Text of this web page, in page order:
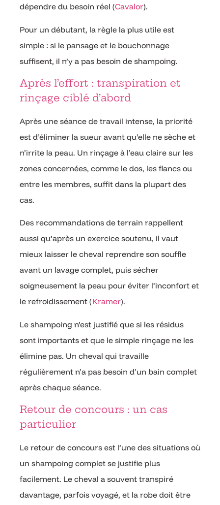
dépendre du besoin réel (Cavalor).
Pour un débutant, la règle la plus utile est
simple : si le pansage et le bouchonnage
suffisent, il n’y a pas besoin de shampoing.
Après l’effort : transpiration et
rinçage ciblé d’abord
Après une séance de travail intense, la priorité
est d’éliminer la sueur avant qu’elle ne sèche et
n’irrite la peau. Un rinçage à l’eau claire sur les
zones concernées, comme le dos, les flancs ou
entre les membres, suffit dans la plupart des
cas.
Des recommandations de terrain rappellent
aussi qu’après un exercice soutenu, il vaut
mieux laisser le cheval reprendre son souffle
avant un lavage complet, puis sécher
soigneusement la peau pour éviter l’inconfort et
le refroidissement (Kramer).
Le shampoing n’est justifié que si les résidus
sont importants et que le simple rinçage ne les
élimine pas. Un cheval qui travaille
régulièrement n’a pas besoin d’un bain complet
après chaque séance.
Retour de concours : un cas
particulier
Le retour de concours est l’une des situations où
un shampoing complet se justifie plus
facilement. Le cheval a souvent transpiré
davantage, parfois voyagé, et la robe doit être